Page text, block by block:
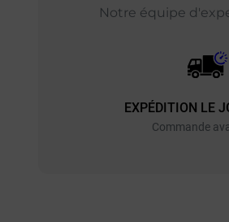
Notre équipe
EXPÉDITION LE
Commande